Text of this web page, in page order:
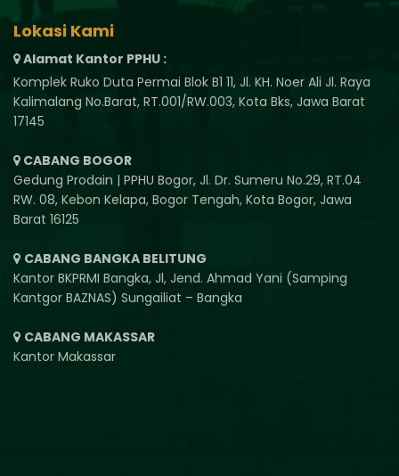
Lokasi Kami
Alamat Kantor PPHU :
Komplek Ruko Duta Permai Blok B1 11, Jl. KH. Noer Ali Jl. Raya
Kalimalang No.Barat, RT.001/RW.003, Kota Bks, Jawa Barat
17145
CABANG BOGOR
Gedung Prodain | PPHU Bogor, Jl. Dr. Sumeru No.29, RT.04
RW. 08, Kebon Kelapa, Bogor Tengah, Kota Bogor, Jawa
Barat 16125
CABANG BANGKA BELITUNG
Kantor BKPRMI Bangka, Jl, Jend. Ahmad Yani (Samping
Kantgor BAZNAS) Sungailiat – Bangka
CABANG MAKASSAR
Kantor Makassar